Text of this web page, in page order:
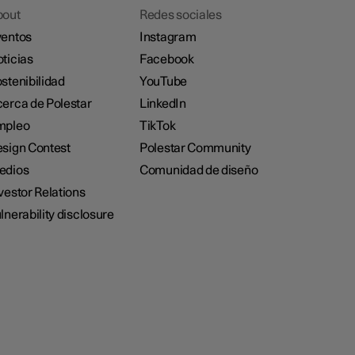
de Polestar
Contest
Relations
disclosure
Redes sociales
Instagram
Facebook
YouTube
LinkedIn
TikTok
Polestar Community
Comunidad de diseño